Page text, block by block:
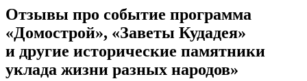
Отзывы про событие программа
«Домострой», «Заветы Кудадея»
и другие исторические памятники
уклада жизни разных народов»